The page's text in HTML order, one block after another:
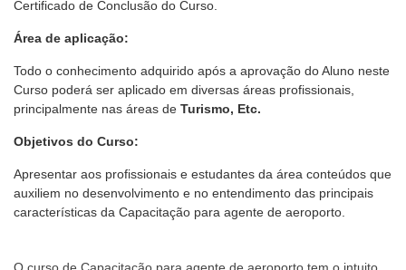
Certificado de Conclusão do Curso
Área de aplicação:
Todo o conhecimento adquirido após a aprovação do Aluno neste
Curso poderá ser aplicado em diversas áreas profissionais,
principalmente nas áreas de Turismo, Etc.
Objetivos do Curso:
Apresentar aos profissionais e estudantes da área conteúdos que
auxiliem no desenvolvimento e no entendimento das principais
características da Capacitação para agente de aeroporto.